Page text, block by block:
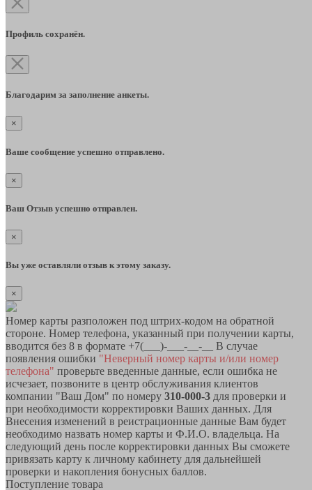
Профиль сохранён.
Благодарим за заполнение анкеты.
×
Ваше сообщение успешно отправлено.
×
Ваш Отзыв успешно отправлен.
×
Вы уже оставляли отзыв к этому заказу.
×
Номер карты разположен под штрих-кодом на обратной
стороне. Номер телефона, указанный при получении карты,
вводится без 8 в формате +7(___)-___-__-__ В случае
появления ошибки "Неверный номер карты и/или номер
телефона" проверьте введенные данные, если ошибка не
исчезает, позвоните в центр обслуживания клиентов
компании "Ваш Дом" по номеру 310-000-3 для проверки и
при необходимости корректировки Ваших данных. Для
Внесения изменений в реистрационные данные Вам будет
необходимо назвать номер карты и Ф.И.О. владельца. На
следующий день после корректировки данных Вы сможете
привязать карту к личному кабинету для дальнейшей
проверки и накопления бонусных баллов.
Поступление товара